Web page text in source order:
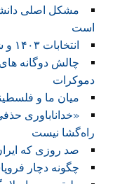
مشکل اصلی
است
انتخابات ۱۴۰۳ و شکاف بزرگ در جبهه دمکراسی
چالش دوگانه
دموکرات
میان ما و
«خداناباوری
راه‌گشا نیست
صد روزی که
چگونه دچار